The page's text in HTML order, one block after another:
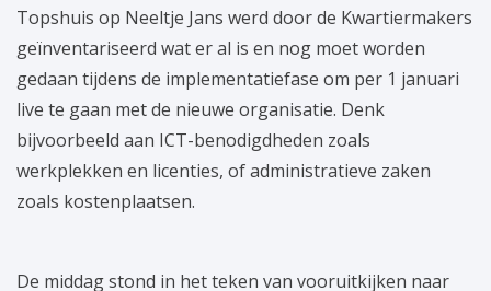
Topshuis op Neeltje Jans werd door de Kwartiermakers
geïnventariseerd wat er al is en nog moet worden
gedaan tijdens de implementatiefase om per 1 januari
live te gaan met de nieuwe organisatie. Denk
bijvoorbeeld aan ICT-benodigdheden zoals
werkplekken en licenties, of administratieve zaken
zoals kostenplaatsen.
De middag stond in het teken van vooruitkijken naar